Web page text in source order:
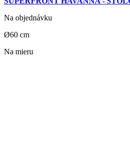
Na objednávku
Ø60 cm
Na mieru